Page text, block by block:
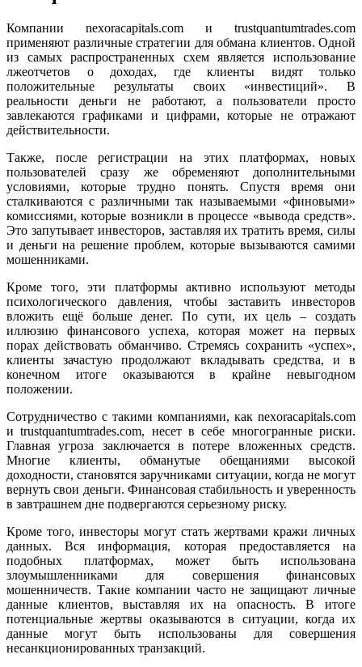
Компании nexoracapitals.com и trustquantumtrades.com
применяют различные стратегии для обмана клиентов. Одной
из самых распространенных схем является использование
лжеотчетов о доходах, где клиенты видят только
положительные результаты своих «инвестиций». В
реальности деньги не работают, а пользователи просто
завлекаются графиками и цифрами, которые не отражают
действительности.
Также, после регистрации на этих платформах, новых
пользователей сразу же обременяют дополнительными
условиями, которые трудно понять. Спустя время они
сталкиваются с различными так называемыми «финовыми»
комиссиями, которые возникли в процессе «вывода средств».
Это запутывает инвесторов, заставляя их тратить время, силы
и деньги на решение проблем, которые вызываются самими
мошенниками.
Кроме того, эти платформы активно используют методы
психологического давления, чтобы заставить инвесторов
вложить ещё больше денег. По сути, их цель – создать
иллюзию финансового успеха, которая может на первых
порах действовать обманчиво. Стремясь сохранить «успех»,
клиенты зачастую продолжают вкладывать средства, и в
конечном итоге оказываются в крайне невыгодном
положении.
Сотрудничество с такими компаниями, как nexoracapitals.com
и trustquantumtrades.com, несет в себе многогранные риски.
Главная угроза заключается в потере вложенных средств.
Многие клиенты, обманутые обещаниями высокой
доходности, становятся заручниками ситуации, когда не могут
вернуть свои деньги. Финансовая стабильность и уверенность
в завтрашнем дне подвергаются серьезному риску.
Кроме того, инвесторы могут стать жертвами кражи личных
данных. Вся информация, которая предоставляется на
подобных платформах, может быть использована
злоумышленниками для совершения финансовых
мошенничеств. Такие компании часто не защищают личные
данные клиентов, выставляя их на опасность. В итоге
потенциальные жертвы оказываются в ситуации, когда их
данные могут быть использованы для совершения
несанкционированных транзакций.